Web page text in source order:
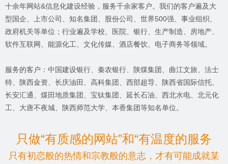
十余年网站&信息化建设经验，服务千余家客户。我们的客户遍及大
型国企、上市公司、知名集团、股份公司、世界500强、事业组织、
政府机关等单位；行业遍及学校、医院、银行、生产制造、房地产、
软件互联网、能源化工、文化传媒、酒店餐饮、电子商务等领域。
服务的客户：中国建设银行、秦农银行、陕煤集团、曲江文旅、法士
特、陕西金资、长庆油田、高科集团、西部超导、陕西省国际信托、
长安汇通、煤田地质集团、宝钛集团、延长石油、西北水电、北元化
工、大唐不夜城、陕西师范大学、本香集团等知名单位。
只做“有质感的网站”和“有温度的服务
只有初恋般的热情和宗教般的意志，才有可能成就某